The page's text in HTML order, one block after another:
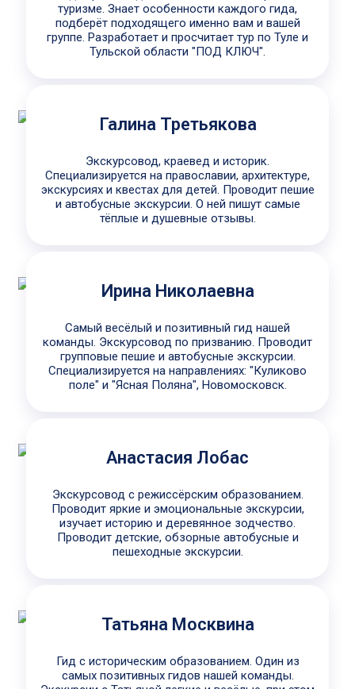
туризме. Знает особенности каждого гида,
подберёт подходящего именно вам и вашей
группе. Разработает и просчитает тур по Туле и
Тульской области "ПОД КЛЮЧ".
Галина Третьякова
Экскурсовод, краевед и историк.
Специализируется на православии, архитектуре,
экскурсиях и квестах для детей. Проводит пешие
и автобусные экскурсии. О ней пишут самые
тёплые и душевные отзывы.
Ирина Николаевна
Самый весёлый и позитивный гид нашей
команды. Экскурсовод по призванию. Проводит
групповые пешие и автобусные экскурсии.
Специализируется на направлениях: "Куликово
поле" и "Ясная Поляна", Новомосковск.
Анастасия Лобас
Экскурсовод с режиссёрским образованием.
Проводит яркие и эмоциональные экскурсии,
изучает историю и деревянное зодчество.
Проводит детские, обзорные автобусные и
пешеходные экскурсии.
Татьяна Москвина
Гид с историческим образованием. Один из
самых позитивных гидов нашей команды.